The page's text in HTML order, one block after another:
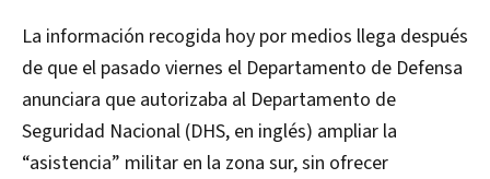
La información recogida hoy por medios llega después
de que el pasado viernes el Departamento de Defensa
anunciara que autorizaba al Departamento de
Seguridad Nacional (DHS, en inglés) ampliar la
“asistencia” militar en la zona sur, sin ofrecer